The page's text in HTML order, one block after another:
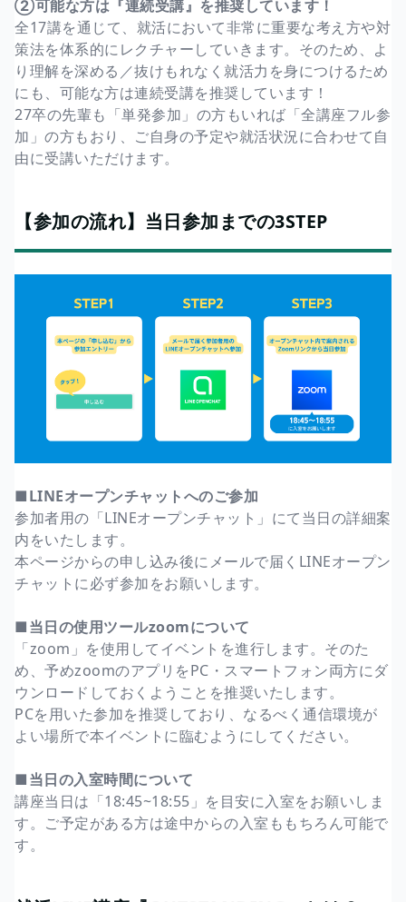
②可能な方は『連続受講』を推奨しています！
全17講を通じて、就活において非常に重要な考え方や対
策法を体系的にレクチャーしていきます。そのため、よ
り理解を深める／抜けもれなく就活力を身につけるため
にも、可能な方は連続受講を推奨しています！
27卒の先輩も「単発参加」の方もいれば「全講座フル参
加」の方もおり、ご自身の予定や就活状況に合わせて自
由に受講いただけます。
【参加の流れ】当日参加までの3STEP
■LINEオープンチャットへのご参加
参加者用の「LINEオープンチャット」にて当日の詳細案
内をいたします。
本ページからの申し込み後にメールで届くLINEオープン
チャットに必ず参加をお願いします。
■当日の使用ツールzoomについて
「zoom」を使用してイベントを進行します。そのた
め、予めzoomのアプリをPC・スマートフォン両方にダ
ウンロードしておくようことを推奨いたします。
PCを用いた参加を推奨しており、なるべく通信環境が
よい場所で本イベントに臨むようにしてください。
■当日の入室時間について
講座当日は「18:45~18:55」を目安に入室をお願いしま
す。ご予定がある方は途中からの入室ももちろん可能で
す。